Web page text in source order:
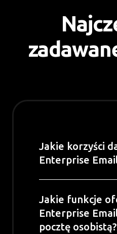
Jakie korzyści
Enterprise
Jakie funkcje
Enterprise
pocztę osobistą?